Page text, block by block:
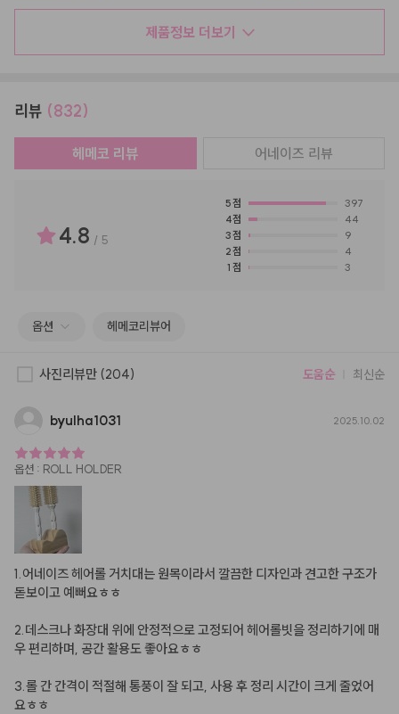
제품정보 더보기
리뷰 (832)
헤메코 리뷰 어네이즈 리뷰
4.8 / 5
5점
397
4점
44
3점
9
2점
4
1 점 3
옵션 헤메코리뷰어
사진리뷰만 (204) 도움순 최신순
byulha1031 2025.10.02
옵션 : ROLL HOLDER
1.어네이즈 헤어롤 거치대는 원목이라서 깔끔한 디자인과 견고한 구조가
돋보이고 예뻐요ㅎㅎ
2.데스크나 화장대 위에 안정적으로 고정되어 헤어롤빗을 정리하기에 매
우 편리하며, 공간 활용도 좋아요ㅎㅎ
3.롤 간 간격이 적절해 통풍이 잘 되고, 사용 후 정리 시간이 크게 줄었어
요ㅎㅎ